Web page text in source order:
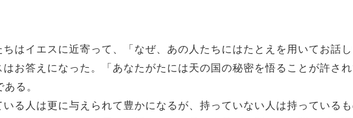
はイエスに近寄って、「なぜ、あの人たちにはたとえを用いてお話
お答えになった。「あなたがたには天の国の秘密を悟ることが許さ
る。
る人は更に与えられて豊かになるが、持っていない人は持っているも